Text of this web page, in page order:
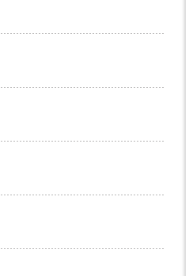
des Energies Renouvelables